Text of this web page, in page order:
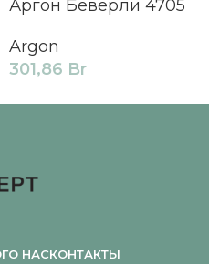
Аргон Беверли 4705
Argon
301,86 Br
О НАСКОНТАКТЫ